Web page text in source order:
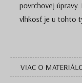
povrchovej
vlhkosť je u tohto
VIAC O